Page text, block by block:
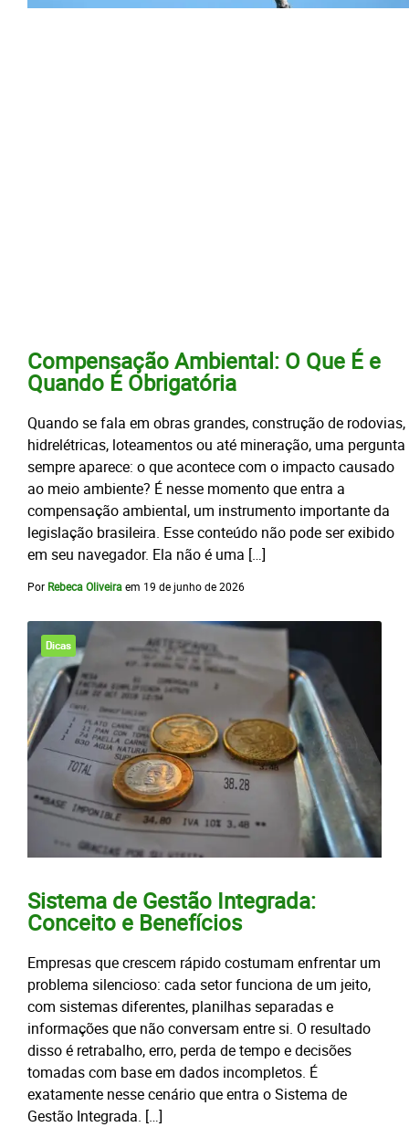
Compensação Ambiental: O Que É e
Quando É Obrigatória
Quando se fala em obras grandes, construção de rodovias,
hidrelétricas, loteamentos ou até mineração, uma pergunta
sempre aparece: o que acontece com o impacto causado
ao meio ambiente? É nesse momento que entra a
compensação ambiental, um instrumento importante da
legislação brasileira. Esse conteúdo não pode ser exibido
em seu navegador. Ela não é uma […]
Por Rebeca Oliveiraem 19 de junho de 2026
Dicas
Sistema de Gestão Integrada:
Conceito e Benefícios
Empresas que crescem rápido costumam enfrentar um
problema silencioso: cada setor funciona de um jeito,
com sistemas diferentes, planilhas separadas e
informações que não conversam entre si. O resultado
disso é retrabalho, erro, perda de tempo e decisões
tomadas com base em dados incompletos. É
exatamente nesse cenário que entra o Sistema de
Gestão Integrada. […]